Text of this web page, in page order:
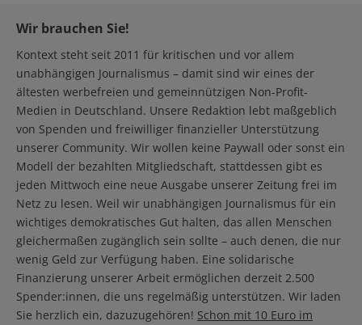
Wir brauchen Sie!
Kontext steht seit 2011 für kritischen und vor allem
unabhängigen Journalismus – damit sind wir eines der
ältesten werbefreien und gemeinnützigen Non-Profit-
Medien in Deutschland. Unsere Redaktion lebt maßgeblich
von Spenden und freiwilliger finanzieller Unterstützung
unserer Community. Wir wollen keine Paywall oder sonst ein
Modell der bezahlten Mitgliedschaft, stattdessen gibt es
jeden Mittwoch eine neue Ausgabe unserer Zeitung frei im
Netz zu lesen. Weil wir unabhängigen Journalismus für ein
wichtiges demokratisches Gut halten, das allen Menschen
gleichermaßen zugänglich sein sollte – auch denen, die nur
wenig Geld zur Verfügung haben. Eine solidarische
Finanzierung unserer Arbeit ermöglichen derzeit 2.500
Spender:innen, die uns regelmäßig unterstützen. Wir laden
Sie herzlich ein, dazuzugehören! Schon mit 10 Euro im